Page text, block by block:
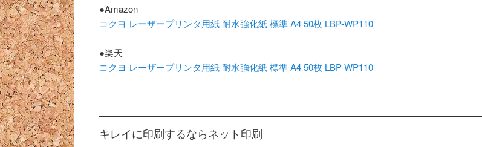
●Amazon
コクヨ レーザープリンタ用紙 耐水強化紙 標準 A4 50枚 LBP-WP110
●楽天
コクヨ レーザープリンタ用紙 耐水強化紙 標準 A4 50枚 LBP-WP110
キレイに印刷するならネット印刷